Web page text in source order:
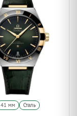
41 мм Сталь